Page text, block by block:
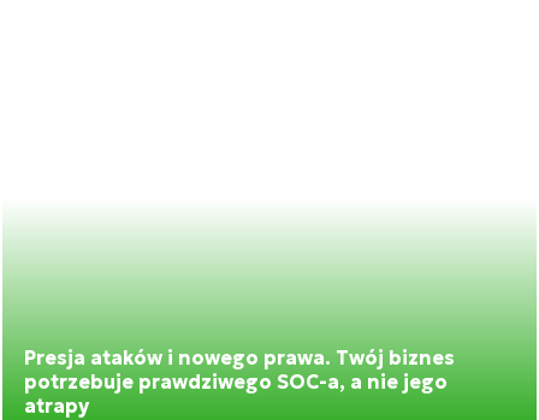
Presja ataków i nowego prawa. Twój biznes
potrzebuje prawdziwego SOC-a, a nie jego
atrapy